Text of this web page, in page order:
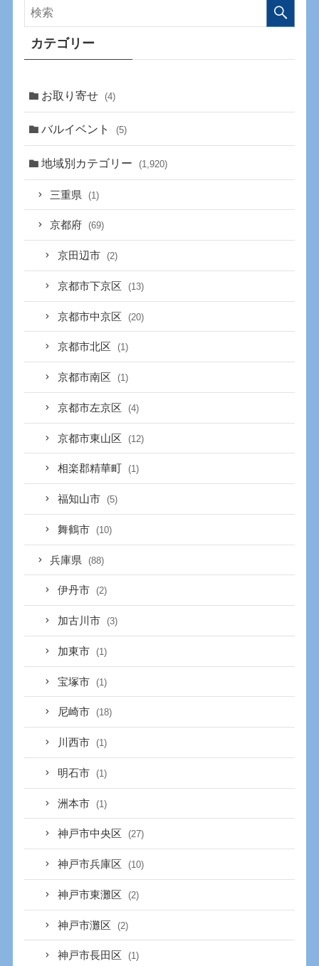
カテゴリー
お取り寄せ (4)
バルイベント (5)
地域別カテゴリー (1,920)
三重県 (1)
京都府 (69)
京田辺市 (2)
京都市下京区 (13)
京都市中京区 (20)
京都市北区 (1)
京都市南区 (1)
京都市左京区 (4)
京都市東山区 (12)
相楽郡精華町 (1)
福知山市 (5)
舞鶴市 (10)
兵庫県 (88)
伊丹市 (2)
加古川市 (3)
加東市 (1)
宝塚市 (1)
尼崎市 (18)
川西市 (1)
明石市 (1)
洲本市 (1)
神戸市中央区 (27)
神戸市兵庫区 (10)
神戸市東灘区 (2)
神戸市灘区 (2)
神戸市長田区 (1)